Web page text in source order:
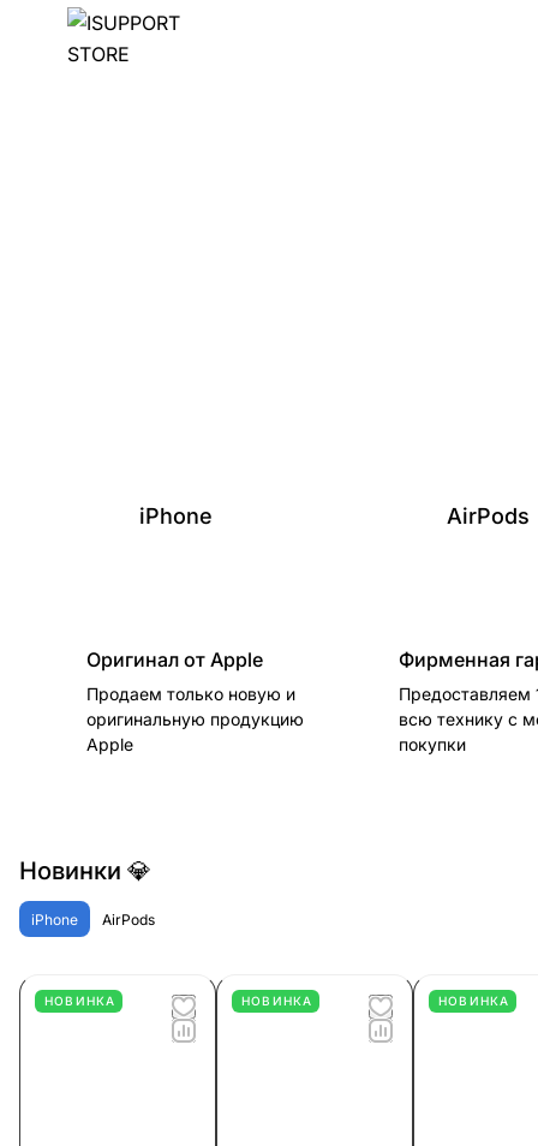
iPhone AirPods
Оригинал от Apple
Продаем только новую и
оригинальную продукцию
Apple
Фирменная
Предоставляем
всю технику с
покупки
Новинки 💎
iPhone AirPods
НОВИНКА НОВИНКА НОВИНКА